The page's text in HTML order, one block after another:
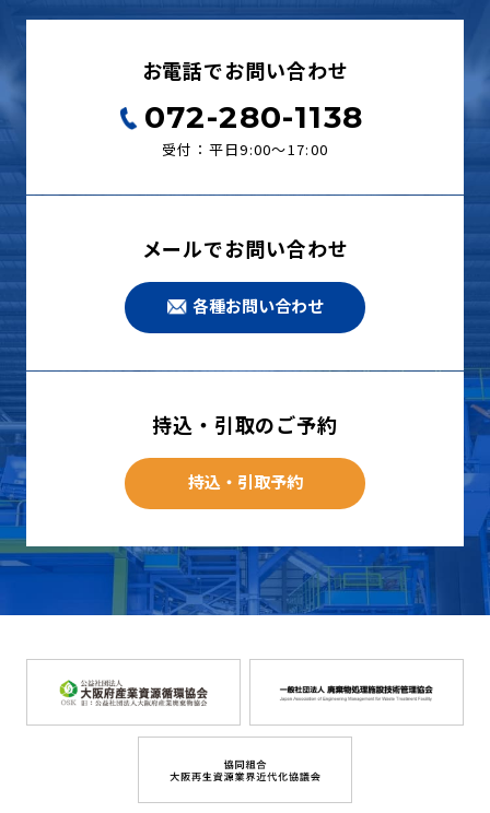
お電話でお問い合わせ
072-280-1138
受付：平日9:00〜17:00
メールでお問い合わせ
各種お問い合わせ
持込・引取のご予約
持込・引取予約